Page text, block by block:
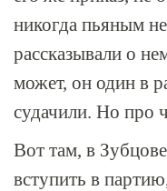
никогда пьяным
рассказывали о
может, он один в
судачили. Но про
Вот там, в
вступить в